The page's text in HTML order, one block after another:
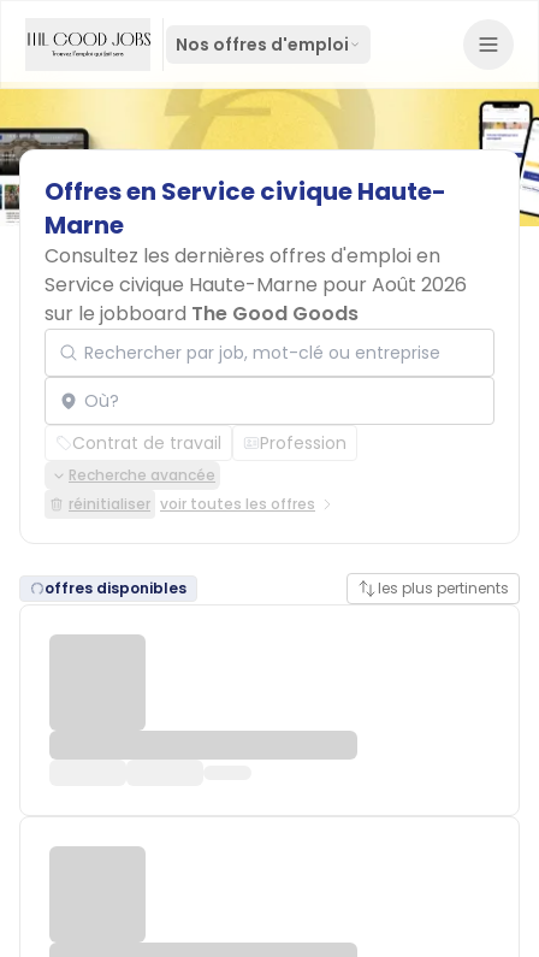
Nos offres d'emploi
Offresen ServiceciviqueHaute-
Marne
Consultez les dernières offres d'emploi en
Service civique Haute-Marne pour Août 2026
sur le jobboard The Good Goods
Rechercher par job, mot-clé ou entreprise
Localisation
Contrat de travail Profession
Recherche avancée
réinitialiser voir toutes les offres
offres disponibles les plus pertinents